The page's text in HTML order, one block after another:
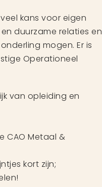
kans voor eigen
duurzame relaties en
mogen. Er is
Operationeel
van opleiding en
CAO Metaal &
kort zijn;